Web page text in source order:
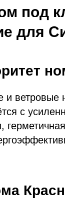
под
для
ветровые
с